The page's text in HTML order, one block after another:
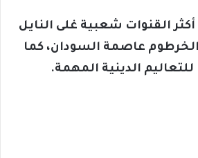
القنوات شعبية غلى النايل
عاصمة السودان، كما
الدينية المهمة.